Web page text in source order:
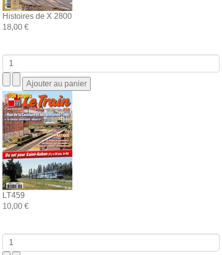
Histoires de X 2800
18,00 €
LT459
10,00 €